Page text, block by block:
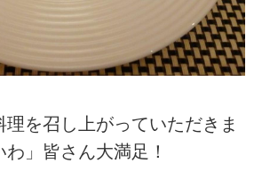
を召し上がっていただきま
」皆さん大満足！